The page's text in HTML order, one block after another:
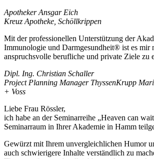
Apotheker Ansgar Eich
Kreuz Apotheke, Schöllkrippen
Mit der professionellen Unterstützung der
Immunologie und Darmgesundheit® ist es mir
anspruchsvolle berufliche und private Ziele zu
Dipl. Ing. Christian Schaller
Project Planning Manager ThyssenKrupp
+ Voss
Liebe Frau Rössler,
ich habe an der Seminarreihe „Heaven can
Seminarraum in Ihrer Akademie in Hamm
Gewürzt mit Ihrem unvergleichlichen Humor
auch schwierigere Inhalte verständlich zu